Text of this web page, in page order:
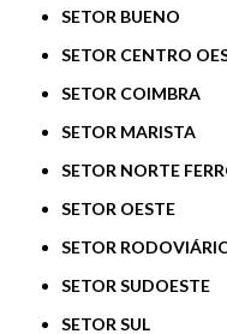
SETOR BUENO
SETOR CENTRO
SETOR COIMBRA
SETOR MARISTA
SETOR NORTE
SETOR OESTE
SETOR
SETOR SUDOESTE
SETOR SUL